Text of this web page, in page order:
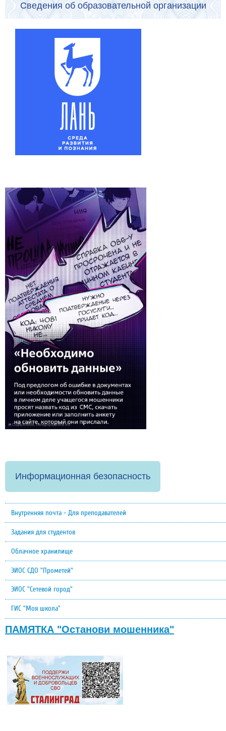
Сведения об образовательной организации
Информационная безопасность
Внутренняя почта - Для преподавателей
Задания для студентов
Облачное хранилище
ЭИОС СДО "Прометей"
ЭИОС "Сетевой город"
ГИС "Моя школа"
ПАМЯТКА "Останови мошенника"